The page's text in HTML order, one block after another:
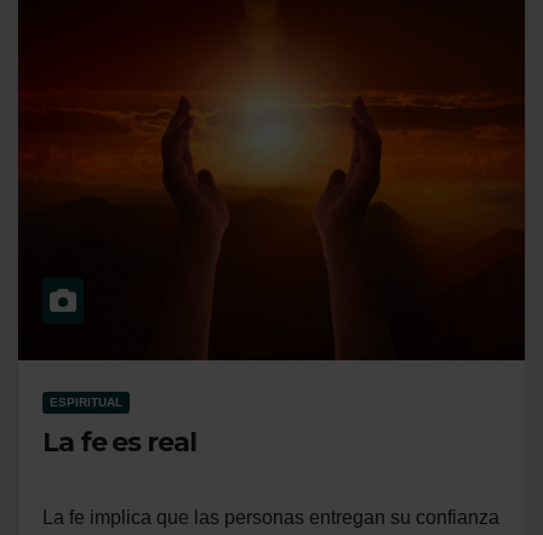
ESPIRITUAL
La fe es real
La fe implica que las personas entregan su confianza